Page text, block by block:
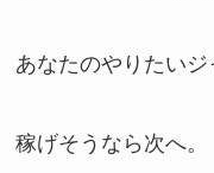
あなたのやりたい
稼げそうなら次へ。